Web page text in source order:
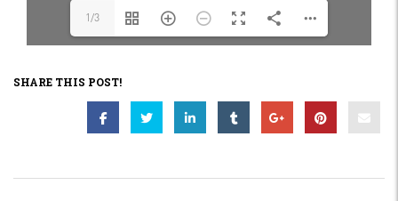
1/3
SHARE THIS POST!